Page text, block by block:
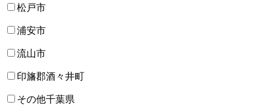
松戸市
浦安市
流山市
印旛郡酒々井町
その他千葉県